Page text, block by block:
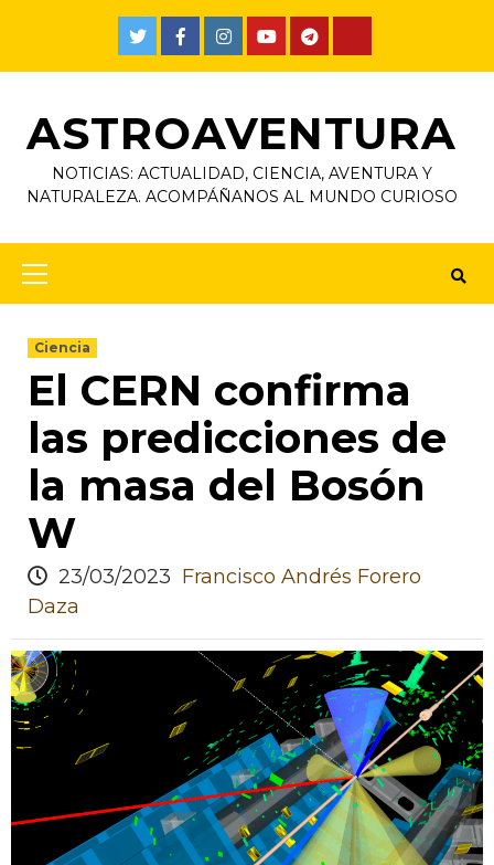
ASTROAVENTURA
NOTICIAS: ACTUALIDAD, CIENCIA, AVENTURA Y
NATURALEZA. ACOMPÁÑANOS AL MUNDO CURIOSO
Ciencia
El CERN confirma
las predicciones de
la masa del Bosón
W
23/03/2023 Francisco Andrés Forero
Daza